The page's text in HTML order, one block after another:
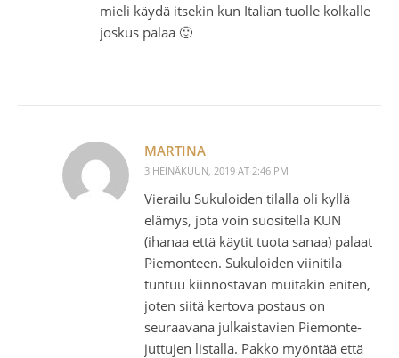
mieli käydä itsekin kun Italian tuolle kolkalle
joskus palaa 🙂
MARTINA
3 HEINÄKUUN, 2019 AT 2:46 PM
Vierailu Sukuloiden tilalla oli kyllä
elämys, jota voin suositella KUN
(ihanaa että käytit tuota sanaa) palaat
Piemonteen. Sukuloiden viinitila
tuntuu kiinnostavan muitakin eniten,
joten siitä kertova postaus on
seuraavana julkaistavien Piemonte-
juttujen listalla. Pakko myöntää että